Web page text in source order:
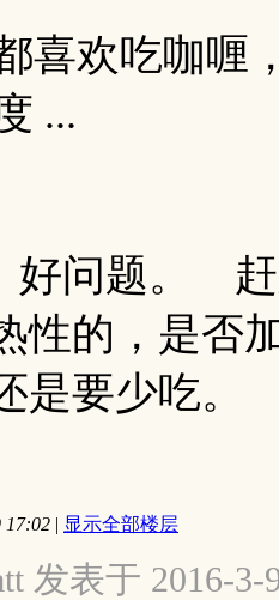
喜欢吃咖喱
...
题。 赶脚
性的，是否
是要少吃。
17:02 | 显示全部楼层
发表于 2016-3-